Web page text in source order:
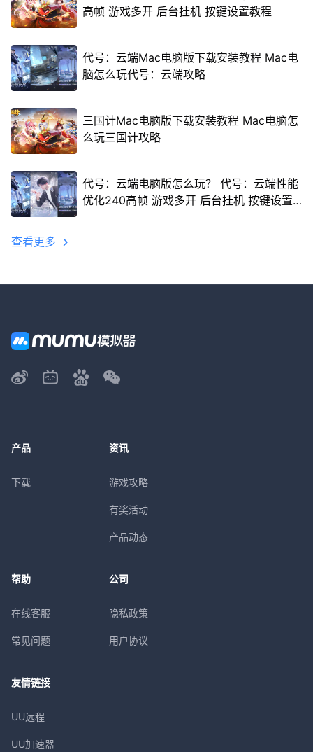
高帧 游戏多开 后台挂机 按键设置教程
代号：云端Mac电脑版下载安装教程 Mac电
脑怎么玩代号：云端攻略
三国计Mac电脑版下载安装教程 Mac电脑怎
么玩三国计攻略
代号：云端电脑版怎么玩？ 代号：云端性能
优化240高帧 游戏多开 后台挂机 按键设置
查看更多
产品
下载
资讯
游戏攻略
有奖活动
产品动态
帮助
在线客服
常见问题
公司
隐私政策
用户协议
友情链接
UU远程
UU加速器